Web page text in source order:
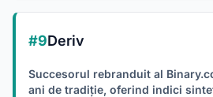
#9Deriv
Succesorul rebranduit al
ani de tradiție, oferind indici